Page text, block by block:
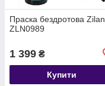
Праска бездротова Zilan
ZLN0989
1 399 ₴
Купити